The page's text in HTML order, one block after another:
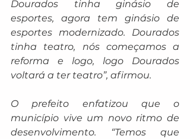
Dourados tinha ginásio de
esportes, agora tem ginásio de
esportes modernizado. Dourados
tinha teatro, nós começamos a
reforma e logo, logo Dourados
voltará a ter teatro”, afirmou.
O prefeito enfatizou que o
município vive um novo ritmo de
desenvolvimento. “Temos que